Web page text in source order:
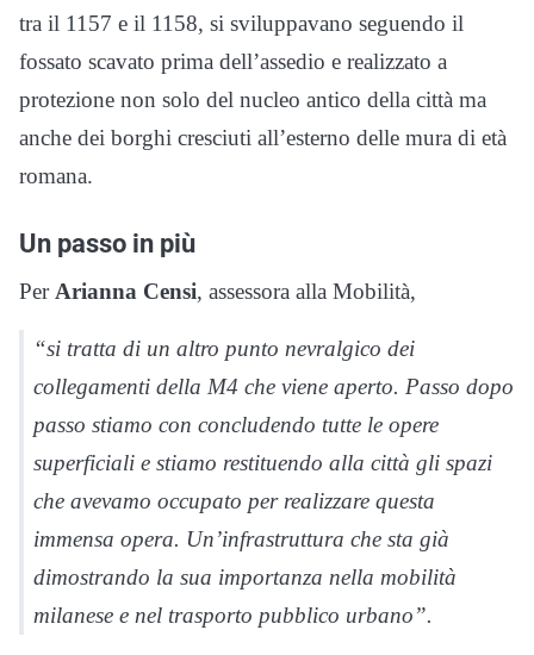
tra il 1157 e il 1158, si sviluppavano seguendo il
fossato scavato prima dell’assedio e realizzato a
protezione non solo del nucleo antico della città ma
anche dei borghi cresciuti all’esterno delle mura di età
romana.
Un passo in più
Per Arianna Censi, assessora alla Mobilità,
“si tratta di un altro punto nevralgico dei
collegamenti della M4 che viene aperto. Passo dopo
passo stiamo con concludendo tutte le opere
superficiali e stiamo restituendo alla città gli spazi
che avevamo occupato per realizzare questa
immensa opera. Un’infrastruttura che sta già
dimostrando la sua importanza nella mobilità
milanese e nel trasporto pubblico urbano”.